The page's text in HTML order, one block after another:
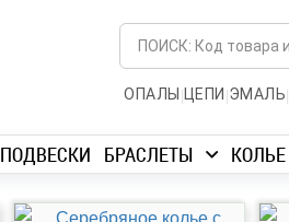
ОПАЛЫ | ЦЕПИ |ЭМАЛЬ|
ПОДВЕСКИ БРАСЛЕТЫ КОЛЬЕ